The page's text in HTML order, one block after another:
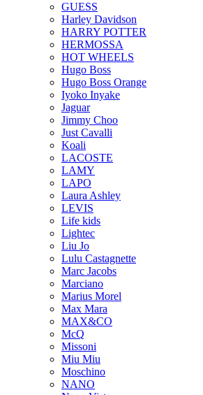
GUESS
Harley Davidson
HARRY POTTER
HERMOSSA
HOT WHEELS
Hugo Boss
Hugo Boss Orange
Iyoko Inyake
Jaguar
Jimmy Choo
Just Cavalli
Koali
LACOSTE
LAMY
LAPO
Laura Ashley
LEVIS
Life kids
Lightec
Liu Jo
Lulu Castagnette
Marc Jacobs
Marciano
Marius Morel
Max Mara
MAX&CO
McQ
Missoni
Miu Miu
Moschino
NANO